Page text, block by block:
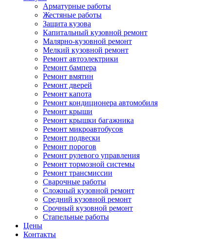
Арматурные работы
Жестяные работы
Защита кузова
Капитальный кузовной ремонт
Малярно-кузовной ремонт
Мелкий кузовной ремонт
Ремонт автоэлектрики
Ремонт бампера
Ремонт вмятин
Ремонт дверей
Ремонт капота
Ремонт кондиционера автомобиля
Ремонт крыши
Ремонт крышки багажника
Ремонт микроавтобусов
Ремонт подвески
Ремонт порогов
Ремонт рулевого управления
Ремонт тормозной системы
Ремонт трансмиссии
Сварочные работы
Сложный кузовной ремонт
Средний кузовной ремонт
Срочный кузовной ремонт
Стапельные работы
Цены
Контакты